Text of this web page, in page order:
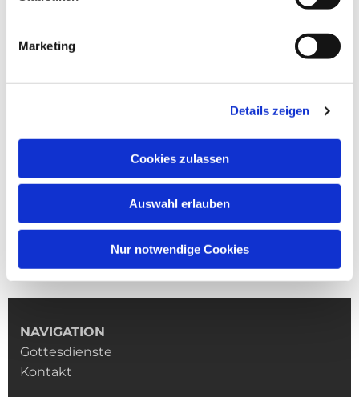
Marketing
Details zeigen
Cookies zulassen
Auswahl erlauben
Nur notwendige Cookies
NAVIGATION
Gottesdienste
Kontakt